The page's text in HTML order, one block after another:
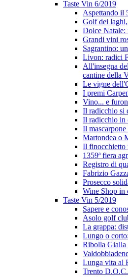
Taste Vin 6/2019
Aspettando il
Golf dei laghi,
Dolce Natale:
Grandi vini
Sagrantino:
Livon: radici
All'insegna
cantine della
Le vigne
I premi
Vino... e
Il radicchio si
Il radicchio in
Il
Martondea o
Il finocchietto
1359ª fiera
Registro di
Fabrizio
Prosecco
Wine Shop in
Taste Vin 5/2019
Sapere e
Asolo golf
La grappa:
Lungo o
Ribolla Gialla
Lunga vita al
Trento